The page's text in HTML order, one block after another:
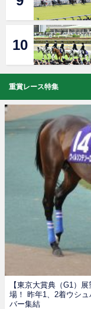
重賞レース特集
【東京大賞典（G1）
場！ 昨年1、2着ウシ
バー集結